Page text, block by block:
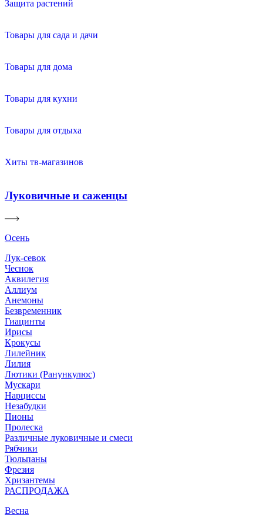
Защита растений
Товары для сада и дачи
Товары для дома
Товары для кухни
Товары для отдыха
Хиты тв-магазинов
Луковичные и саженцы
Осень
Лук-севок
Чеснок
Аквилегия
Аллиум
Анемоны
Безвременник
Гиацинты
Ирисы
Крокусы
Лилейник
Лилия
Лютики (Ранункулюс)
Мускари
Нарцисcы
Незабудки
Пионы
Пролеска
Различные луковичные и смеси
Рябчики
Тюльпаны
Фрезия
Хризантемы
РАСПРОДАЖА
Весна